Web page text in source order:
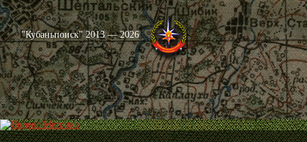
"Кубаньпоиск" 2013 — 2026